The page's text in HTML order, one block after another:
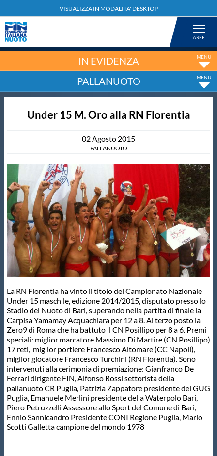
Nuoto
Tuffi
Fondo
Salvamento
Master
Formazione
GUG
Scuole Nuoto
Propaganda
Centri Federali
Area Legislativa
IN EVIDENZA
PALLANUOTO
Under 15 M. Oro alla RN Florentia
02Agosto 2015
PALLANUOTO
La RN Florentia ha vinto il titolo del Campionato Nazionale
Under 15 maschile, edizione 2014/2015, disputato presso lo
Stadio del Nuoto di Bari, superando nella partita di finale la
Carpisa Yamamay Acquachiara per 12 a 8. Al terzo posto la
Zero9 di Roma che ha battuto il CN Posillipo per 8 a 6. Premi
speciali: miglior marcatore Massimo Di Martire (CN Posillipo)
17 reti, miglior portiere Francesco Altomare (CC Napoli),
miglior giocatore Francesco Turchini (RN Florentia). Sono
intervenuti alla cerimonia di premiazione: Gianfranco De
Ferrari dirigente FIN, Alfonso Rossi settorista della
pallanuoto CR Puglia, Patrizia Zappatore presidente del GUG
Puglia, Emanuele Merlini presidente della Waterpolo Bari,
Piero Petruzzelli Assessore allo Sport del Comune di Bari,
Ennio Sannicandro Presidente CONI Regione Puglia, Mario
Scotti Galletta campione del mondo 1978